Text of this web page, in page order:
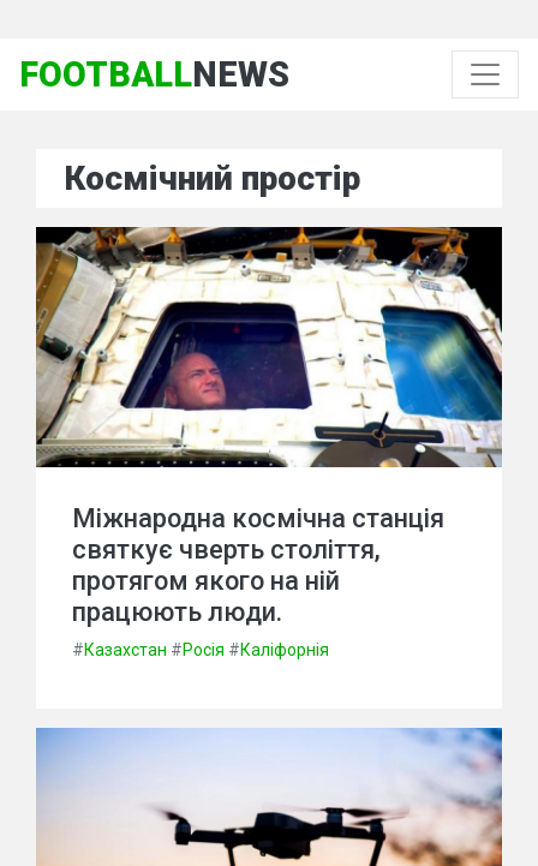
FOOTBALLNEWS
Космічний простір
Міжнародна космічна станція
святкує чверть століття,
протягом якого на ній
працюють люди.
#Казахстан #Росія #Каліфорнія